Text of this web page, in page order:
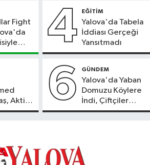
Fight
Başladı
4 EĞİTİM
Yalova'da Tabela
İddiası Gerçeği
Yansıtmadı
Aktif
6 GÜNDEM
Yalova'da Yaban
Domuzu Köylere
İndi, Çiftçiler
Endişeli!